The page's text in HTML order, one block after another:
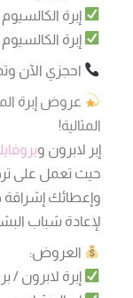
إبرة الكالسيوم
إبرة الكالسيوم (1 مل) – 822
احجزي الآن
عروض إبرة
المثالية!
إبر لابرون و
حيث تعمل على
وإعطائك إشراقة
لإعادة شباب
العروض:
إبرة لابرون /